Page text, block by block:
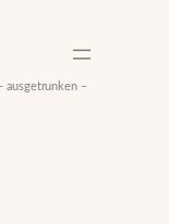
–